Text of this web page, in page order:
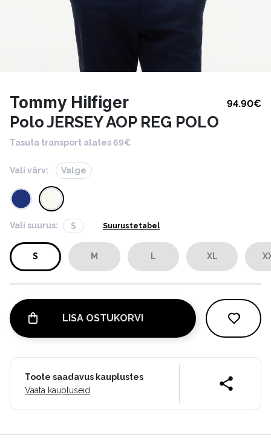
Tommy Hilfiger 94.90€
Polo JERSEY AOP REG POLO
Tasuta transport alates 69€
Vali värv: Valge
Vali suurus: S Suurustetabel
S M L XL
LISA OSTUKORVI
Toote saadavus kauplustes
Vaata kaupluseid